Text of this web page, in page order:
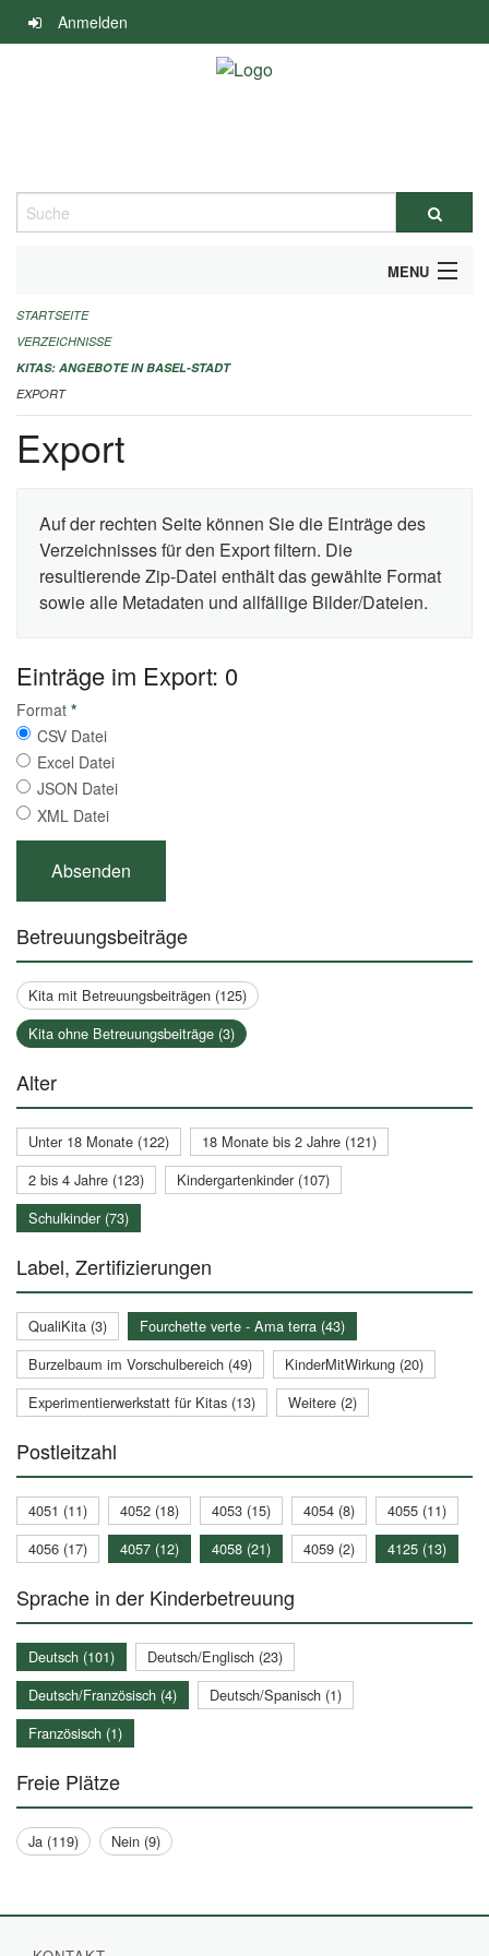
Navigation
überspringen
Anmelden
Suche
MENU
ALLGEMEINE INFORMATIONEN
IMPRESSUM
STARTSEITE
VERZEICHNISSE
KITAS: ANGEBOTE IN BASEL-STADT
EXPORT
Export
Auf der rechten Seite können Sie die Einträge des
Verzeichnisses für den Export filtern. Die
resultierende Zip-Datei enthält das gewählte Format
sowie alle Metadaten und allfällige Bilder/Dateien.
Einträge im Export: 0
Format *
CSV Datei
Excel Datei
JSON Datei
XML Datei
Betreuungsbeiträge
Kita mit Betreuungsbeiträgen (125)
Kita ohne Betreuungsbeiträge (3)
Alter
Unter 18 Monate (122)
18 Monate bis 2 Jahre (121)
2 bis 4 Jahre (123)
Kindergartenkinder (107)
Schulkinder (73)
Label, Zertifizierungen
QualiKita (3)
Fourchette verte - Ama terra (43)
Burzelbaum im Vorschulbereich (49)
KinderMitWirkung (20)
Experimentierwerkstatt für Kitas (13)
Weitere (2)
Postleitzahl
4051 (11) 4052 (18) 4053 (15) 4054 (8)
4055 (11)
4056 (17)
4057 (12) 4058 (21) 4059 (2) 4125 (13)
Sprache in der Kinderbetreuung
Deutsch (101)
Deutsch/Englisch (23)
Deutsch/Französisch (4)
Deutsch/Spanisch (1)
Französisch (1)
Freie Plätze
Ja (119) Nein (9)